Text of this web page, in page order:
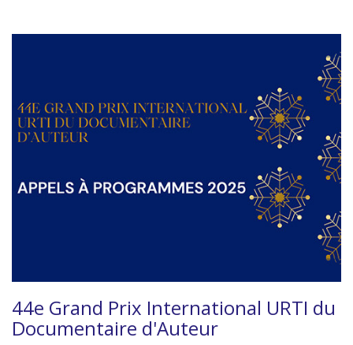
44e Grand Prix International URTI du
Documentaire d'Auteur